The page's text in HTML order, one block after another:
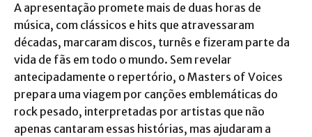
A apresentação promete mais de duas horas de
música, com clássicos e hits que atravessaram
décadas, marcaram discos, turnês e fizeram parte da
vida de fãs em todo o mundo. Sem revelar
antecipadamente o repertório, o Masters of Voices
prepara uma viagem por canções emblemáticas do
rock pesado, interpretadas por artistas que não
apenas cantaram essas histórias, mas ajudaram a